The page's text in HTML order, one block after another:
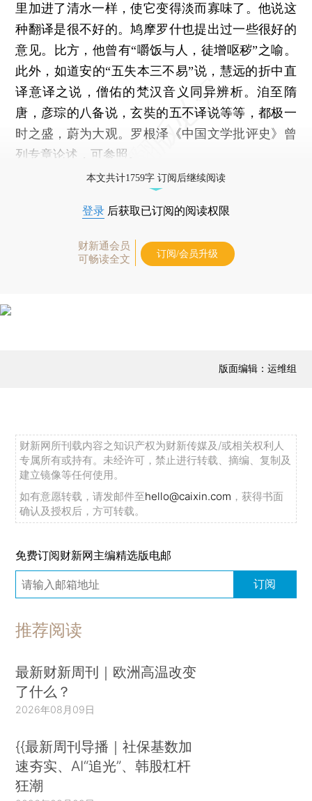
里加进了清水一样，使它变得淡而寡味了。他说这
种翻译是很不好的。鸠摩罗什也提出过一些很好的
意见。比方，他曾有“嚼饭与人，徒增呕秽”之喻。
此外，如道安的“五失本三不易”说，慧远的折中直
译意译之说，僧佑的梵汉音义同异辨析。洎至隋
唐，彦琮的八备说，玄奘的五不译说等等，都极一
时之盛，蔚为大观。罗根泽《中国文学批评史》曾
列专章论述，可参照。
本文共计1759字 订阅后继续阅读
登录 后获取已订阅的阅读权限
财新通会员
可畅读全文
订阅/会员升级
版面编辑：运维组
财新网所刊载内容之知识产权为财新传媒及/或相关权利人
专属所有或持有。未经许可，禁止进行转载、摘编、复制及
建立镜像等任何使用。
如有意愿转载，请发邮件至hello@caixin.com ，获得书面
确认及授权后，方可转载。
免费订阅财新网主编精选版电邮
订阅
推荐阅读
最新财新周刊｜欧洲高温改变
了什么？
2026年08月09日
{{最新周刊导播｜社保基数加
速夯实、AI“追光”、韩股杠杆
狂潮